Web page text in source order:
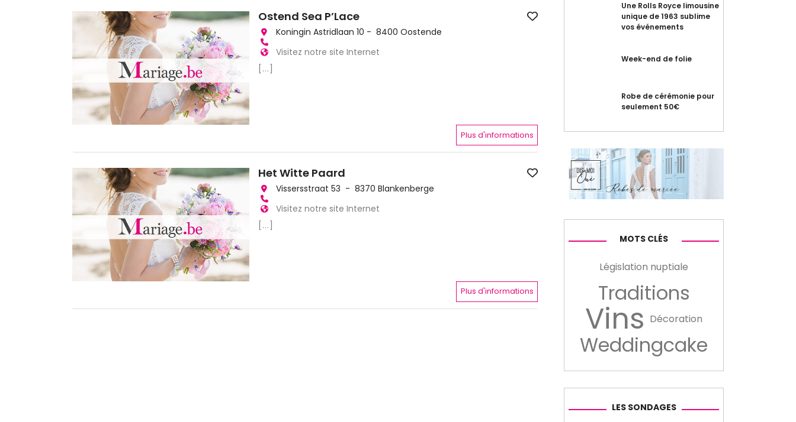
Ostend Sea P’Lace
Koningin Astridlaan 10 - 8400 Oostende
Visitez notre site Internet
[...]
Plus d'informations
Het Witte Paard
Vissersstraat 53 - 8370 Blankenberge
Visitez notre site Internet
[...]
Plus d'informations
Une Rolls Royce limousine
unique de 1963 sublime
vos événements
Week-end de folie
Robe de cérémonie pour
seulement 50€
MOTS CLÉS
Législation nuptiale
Traditions
Vins Décoration
Weddingcake
LES SONDAGES